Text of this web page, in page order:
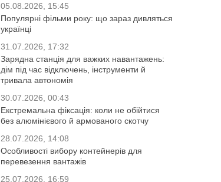
05.08.2026, 15:45
Популярні фільми року: що зараз дивляться
українці
31.07.2026, 17:32
Зарядна станція для важких навантажень:
дім під час відключень, інструменти й
тривала автономія
30.07.2026, 00:43
Екстремальна фіксація: коли не обійтися
без алюмінієвого й армованого скотчу
28.07.2026, 14:08
Особливості вибору контейнерів для
перевезення вантажів
25.07.2026, 16:59